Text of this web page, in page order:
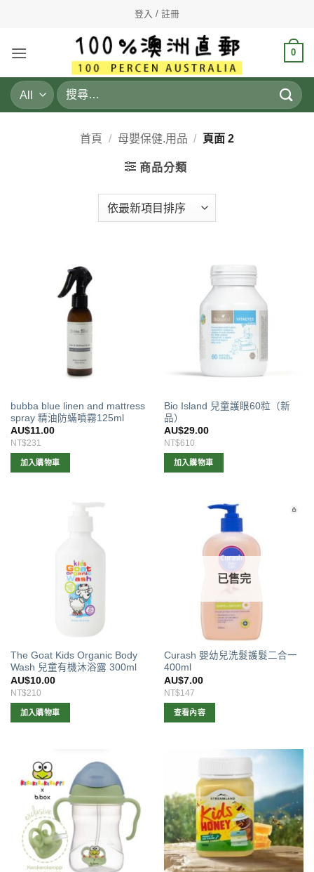
登入 / 註冊
0
搜
尋
首頁 / 母嬰保健.用品 / 頁面 2
商品分類
bubba blue linen and mattress
spray 精油防蟎噴霧125ml
AU$11.00
NT$231
加入購物車
Bio Island 兒童護眼60粒（新
品）
AU$29.00
NT$610
加入購物車
The Goat Kids Organic Body
Wash 兒童有機沐浴露 300ml
AU$10.00
NT$210
加入購物車
已售完
Curash 嬰幼兒洗髮護髮二合一
400ml
AU$7.00
NT$147
查看內容